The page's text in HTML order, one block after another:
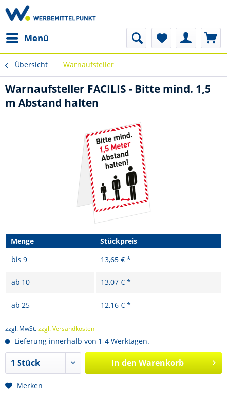
Menü
Übersicht Warnaufsteller
Warnaufsteller FACILIS - Bitte mind. 1,5
m Abstand halten
Menge
Stückpreis
bis 9 13,65 € *
ab 10 13,07 € *
ab 25 12,16 € *
zzgl. MwSt.zzgl. Versandkosten
Lieferung innerhalb von 1-4 Werktagen.
In den Warenkorb
Merken